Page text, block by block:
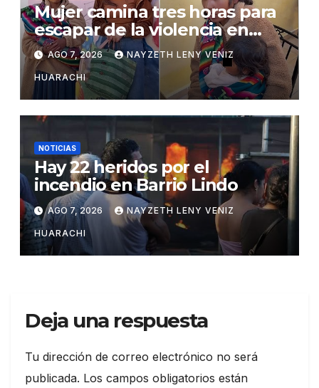
Mujer camina tres horas para
escapar de la violencia en
Potosí
AGO 7, 2026 NAYZETH LENY VENIZ
HUARACHI
NOTICIAS
Hay 22 heridos por el
incendio en Barrio Lindo
AGO 7, 2026 NAYZETH LENY VENIZ
HUARACHI
Deja una respuesta
Tu dirección de correo electrónico no será
publicada. Los campos obligatorios están